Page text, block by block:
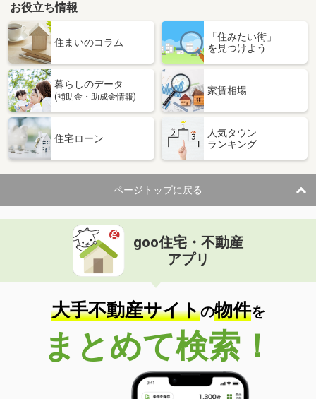
お役立ち情報
住まいのコラム
「住みたい街」
を見つけよう
暮らしのデータ
(補助金・助成金情報)
家賃相場
住宅ローン
人気タウン
ランキング
ページトップに戻る
goo住宅・不動産
アプリ
大手不動産サイトの物件を
まとめて検索！